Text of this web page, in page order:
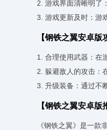
2. 游戏界面清晰明了
3. 游戏更新及时：游
【钢铁之翼安卓版
1. 合理使用武器：在
2. 躲避敌人的攻击：
3. 升级装备：通过不
【钢铁之翼安卓版
《钢铁之翼》是一